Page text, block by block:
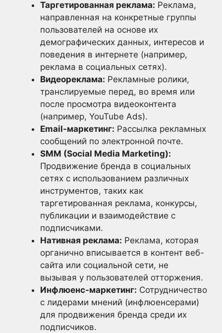
Таргетированная реклама: Реклама,
направленная на конкретные группы
пользователей на основе их
демографических данных, интересов и
поведения в интернете (например,
реклама в социальных сетях).
Видеореклама: Рекламные ролики,
транслируемые перед, во время или
после просмотра видеоконтента
(например, YouTube Ads).
Email-маркетинг: Рассылка рекламных
сообщений по электронной почте.
SMM (Social Media Marketing):
Продвижение бренда в социальных
сетях с использованием различных
инструментов, таких как
таргетированная реклама, конкурсы,
публикации и взаимодействие с
подписчиками.
Нативная реклама: Реклама, которая
органично вписывается в контент веб-
сайта или социальной сети, не
вызывая у пользователей отторжения.
Инфлюенс-маркетинг: Сотрудничество
с лидерами мнений (инфлюенсерами)
для продвижения бренда среди их
подписчиков.